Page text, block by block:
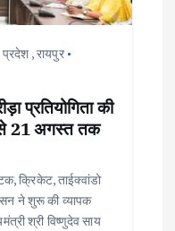
प्रदेश ,रायपुर
प्रतियोगिता की
से 21 अगस्त तक
क्रिकेट, ताईक्वांडो
ने शुरू की व्यापक
श्री विष्णुदेव साय